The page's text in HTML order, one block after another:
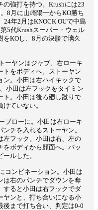
強打を持つ。Krushには23
8月に山崎陽一からKO勝ち
年2月はKNOCK OUで中島
5代Krushスーパー・ウェル
KOし、8月の決勝で璃久
ーヤンはジャブ、右ローキ
トをボディへ。ストーヤン
ン。小田は右ハイキックで
小田は左フックをタイミン
ト。小田は後ろ廻し蹴りで
ていない。
ブローに。小田は右ローキ
チを入れるストーヤン。
左フック。小田は右、左の
をボディから顔面へ。バッ
ルした。
コンビネーション。小田は
は右のパンチでダウンを奪
すると小田は右フックでダ
ヤンと、打ち合いになる小
後まで打ち合い、判定は0-0